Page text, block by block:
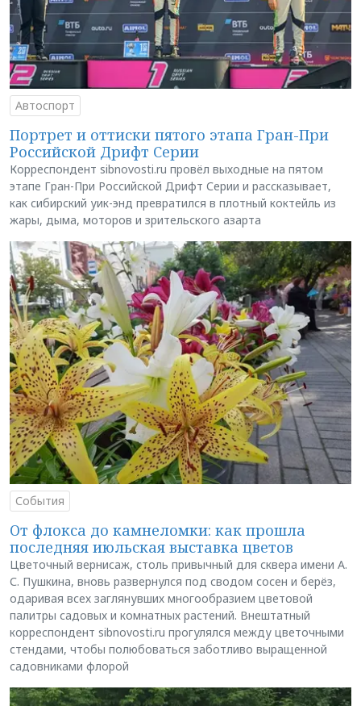
Автоспорт
Портрет и оттиски пятого этапа Гран-При
Российской Дрифт Серии
Корреспондент sibnovosti.ru провёл выходные на пятом
этапе Гран-При Российской Дрифт Серии и рассказывает,
как сибирский уик-энд превратился в плотный коктейль из
жары, дыма, моторов и зрительского азарта
События
От флокса до камнеломки: как прошла
последняя июльская выставка цветов
Цветочный вернисаж, столь привычный для сквера имени А.
С. Пушкина, вновь развернулся под сводом сосен и берёз,
одаривая всех заглянувших многообразием цветовой
палитры садовых и комнатных растений. Внештатный
корреспондент sibnovosti.ru прогулялся между цветочными
стендами, чтобы полюбоваться заботливо выращенной
садовниками флорой